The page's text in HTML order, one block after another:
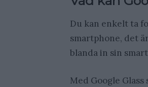
Du kan enkelt ta
smartphone, det
blanda in sin
Med Google